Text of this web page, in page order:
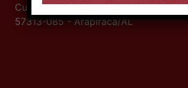
Cunha, nº 50, Bairro Brasília - CEP
57313-085 - Arapiraca/AL